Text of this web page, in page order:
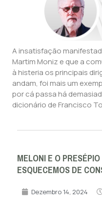
A insatisfação
Martim Moniz e que a
à histeria os principais
andam, foi mais um
por cá passa há
dicionário de Francisco
MELONI E O
ESQUECEMOS DE
Dezembro 14, 2024